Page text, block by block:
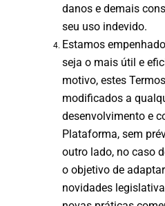
danos e demais
seu uso indevido.
Estamos
seja o mais útil e
motivo, estes
modificados a
desenvolvimento e
Plataforma, sem
outro lado, no caso
o objetivo de
novidades